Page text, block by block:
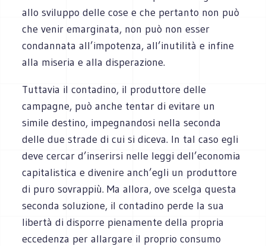
allo sviluppo delle cose e che pertanto non può
che venir emarginata, non può non esser
condannata all’impotenza, all’inutilità e infine
alla miseria e alla disperazione.
Tuttavia il contadino, il produttore delle
campagne, può anche tentar di evitare un
simile destino, impegnandosi nella seconda
delle due strade di cui si diceva. In tal caso egli
deve cercar d’inserirsi nelle leggi dell’economia
capitalistica e divenire anch’egli un produttore
di puro sovrappiù. Ma allora, ove scelga questa
seconda soluzione, il contadino perde la sua
libertà di disporre pienamente della propria
eccedenza per allargare il proprio consumo